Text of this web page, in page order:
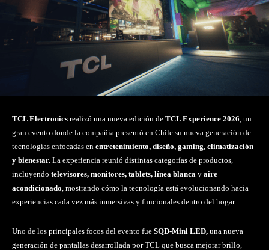
TCL Electronics realizó una nueva edición de TCL Experience 2026 , un
gran evento donde la compañía presentó en Chile su nueva generación de
tecnologías enfocadas en entretenimiento, diseño, gaming, climatización
y bienestar. La experiencia reunió distintas categorías de productos,
incluyendo televisores, monitores, tablets, línea blanca y aire
acondicionado , mostrando cómo la tecnología está evolucionando hacia
experiencias cada vez más inmersivas y funcionales dentro del hogar.
Uno de los principales focos del evento fue SQD-Mini LED, una nueva
generación de pantallas desarrollada por TCL que busca mejorar brillo,